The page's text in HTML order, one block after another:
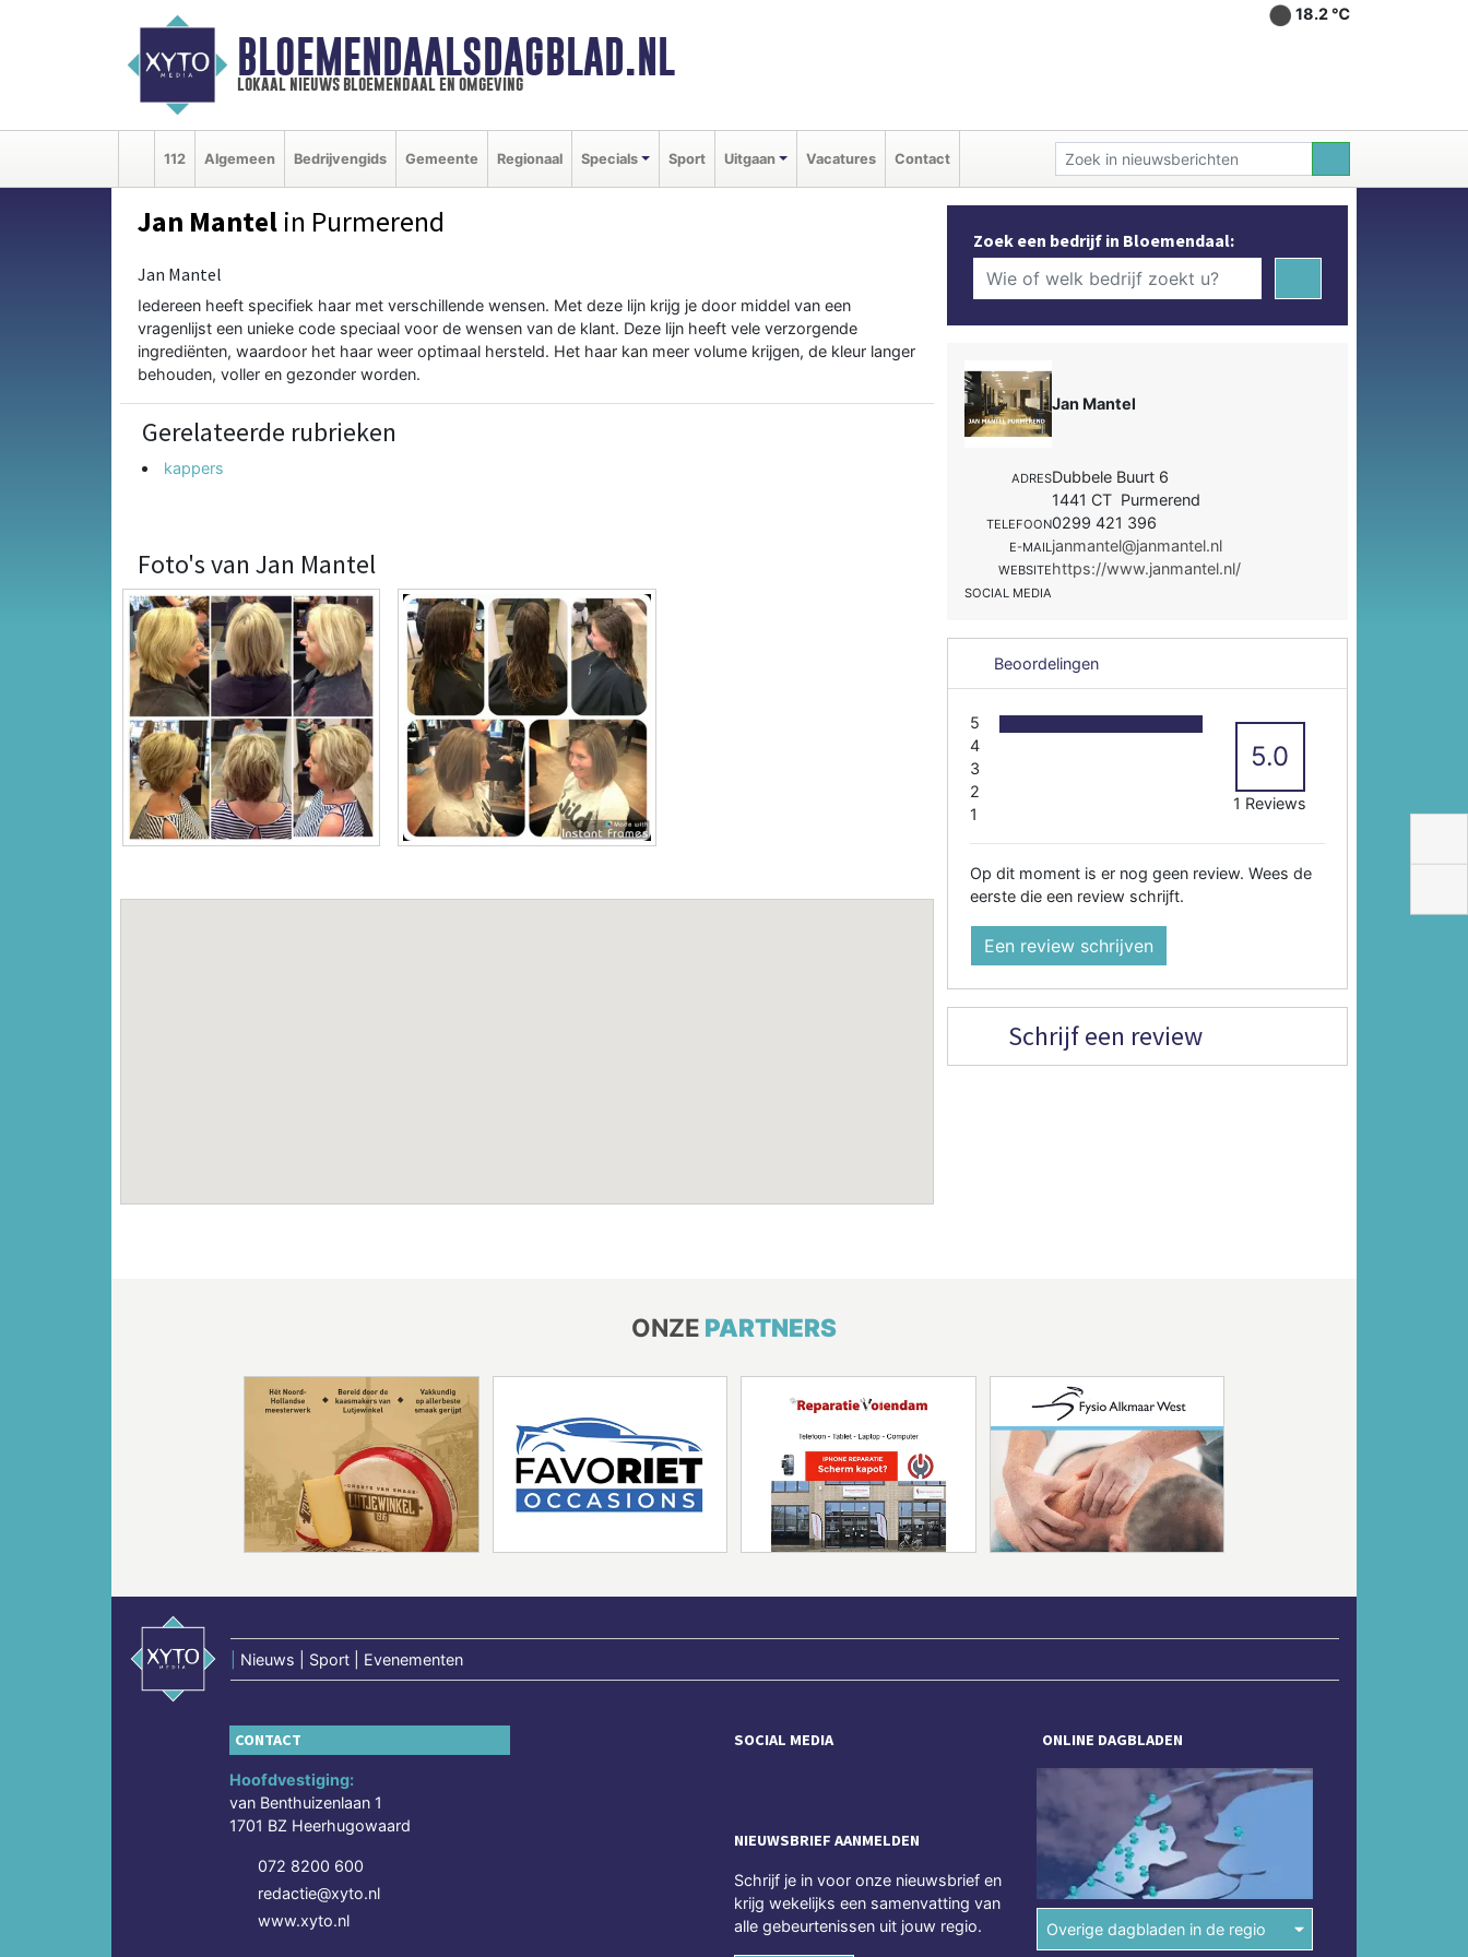
BLOEMENDAALSDAGBLAD.NL
lokaal nieuws bloemendaal en omgeving
18.2 ℃
112 Algemeen Bedrijvengids Gemeente Regionaal Specials Sport Uitgaan Vacatures Contact
Jan Mantel in Purmerend
Jan Mantel
Iedereen heeft specifiek haar met verschillende wensen. Met deze lijn krijg je door middel van een
vragenlijst een unieke code speciaal voor de wensen van de klant. Deze lijn heeft vele verzorgende
ingrediënten, waardoor het haar weer optimaal hersteld. Het haar kan meer volume krijgen, de kleur langer
behouden, voller en gezonder worden.
Gerelateerde rubrieken
kappers
Foto's van Jan Mantel
Zoek een bedrijf in Bloemendaal:
Jan Mantel
ADRESDubbele Buurt 6
1441 CT Purmerend
TELEFOON0299 421 396
E-MAILjanmantel@janmantel.nl
WEBSITEhttps://www.janmantel.nl/
SOCIAL MEDIA
Beoordelingen
5
4
3
2
1
5.0
1 Reviews
Op dit moment is er nog geen review. Wees de
eerste die een review schrijft.
Een review schrijven
Schrijf een review
ONZE PARTNERS
Nieuws | Sport | Evenementen
CONTACT
Hoofdvestiging:
van Benthuizenlaan 1
1701 BZ Heerhugowaard
072 8200 600
redactie@xyto.nl
www.xyto.nl
SOCIAL MEDIA
NIEUWSBRIEF AANMELDEN
Schrijf je in voor onze nieuwsbrief en
krijg wekelijks een samenvatting van
alle gebeurtenissen uit jouw regio.
ONLINE DAGBLADEN
Overige dagbladen in de regio